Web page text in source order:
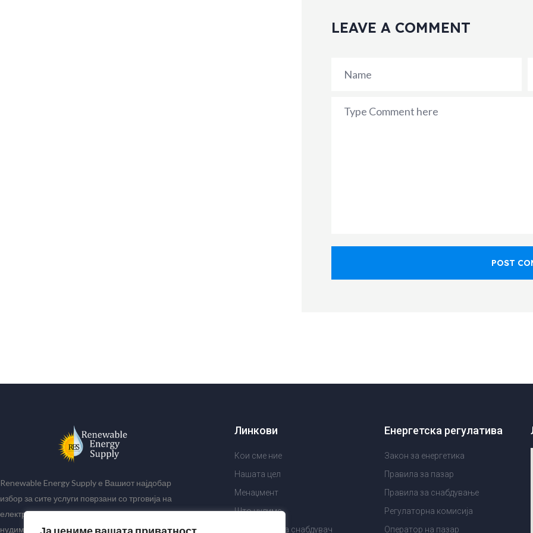
LEAVE A COMMENT
POST
Renewable Energy Supply е Вашиот најдобар
избор за сите услуги поврзани со трговија на
електрична енергија. За нашите клиенти
нудиме најдобри и најразновидни пакети за
Линкови
Кои сме ние
Нашата цел
Менаџмент
Што нудиме
Зошто RES за снабдувач
Енергетска регулатива
Закон за енергетика
Правила за пазар
Правила за снабдување
Регулаторна комисија
Оператор на пазар